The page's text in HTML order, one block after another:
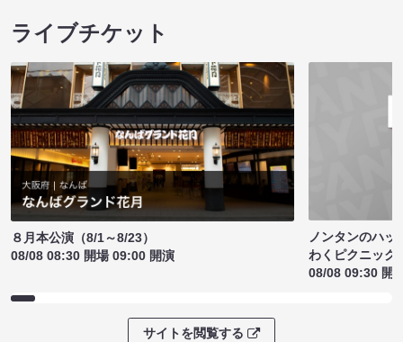
ライブチケット
８月本公演（8/1～8/23）
08/08 08:30 開場 09:00 開演
ノンタンのハッ
わくピクニック
08/08 09:30 開
サイトを閲覧する